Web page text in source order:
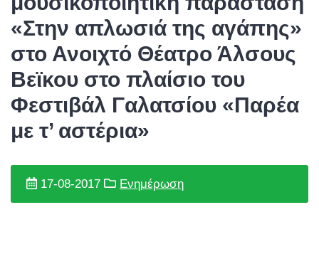
«Στην απλωσιά της αγάπης»
στο Ανοιχτό Θέατρο Άλσους
Βεϊκου στο πλαίσιο του
Φεστιβάλ Γαλατσίου «Παρέα
με τ’ αστέρια»
17-08-2017 Ενημέρωση